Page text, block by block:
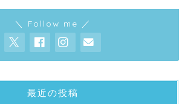
＼ Follow me ／
最近の投稿